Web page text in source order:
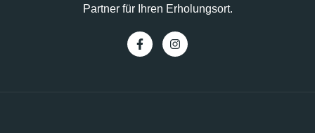
Partner für Ihren Erholungsort.